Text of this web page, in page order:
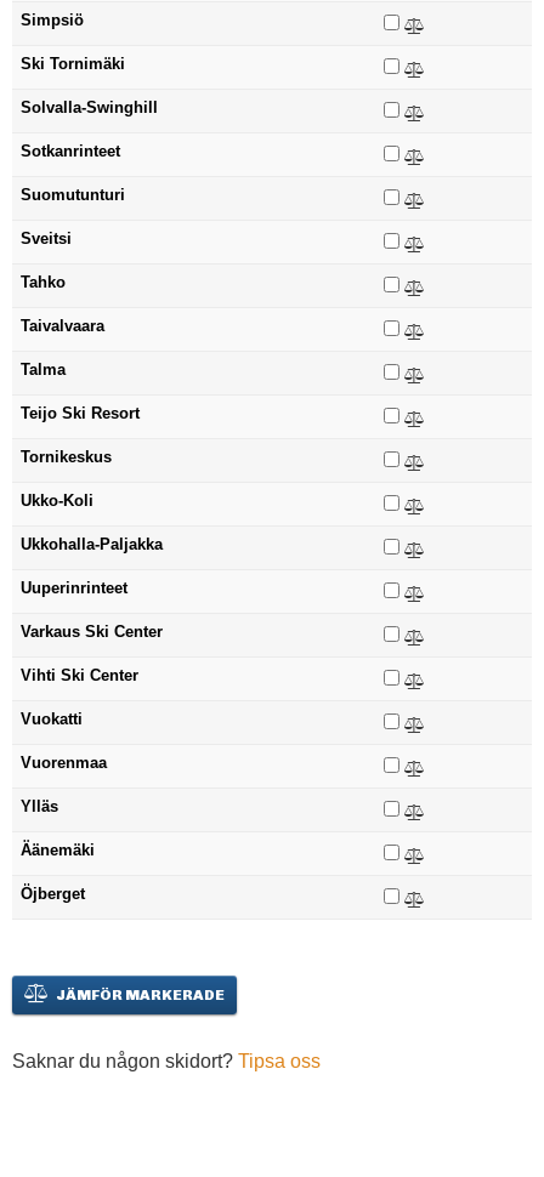
Simpsiö
Ski Tornimäki
Solvalla-Swinghill
Sotkanrinteet
Suomutunturi
Sveitsi
Tahko
Taivalvaara
Talma
Teijo Ski Resort
Tornikeskus
Ukko-Koli
Ukkohalla-Paljakka
Uuperinrinteet
Varkaus Ski Center
Vihti Ski Center
Vuokatti
Vuorenmaa
Ylläs
Äänemäki
Öjberget
JÄMFÖR MARKERADE
Saknar du någon skidort? Tipsa oss